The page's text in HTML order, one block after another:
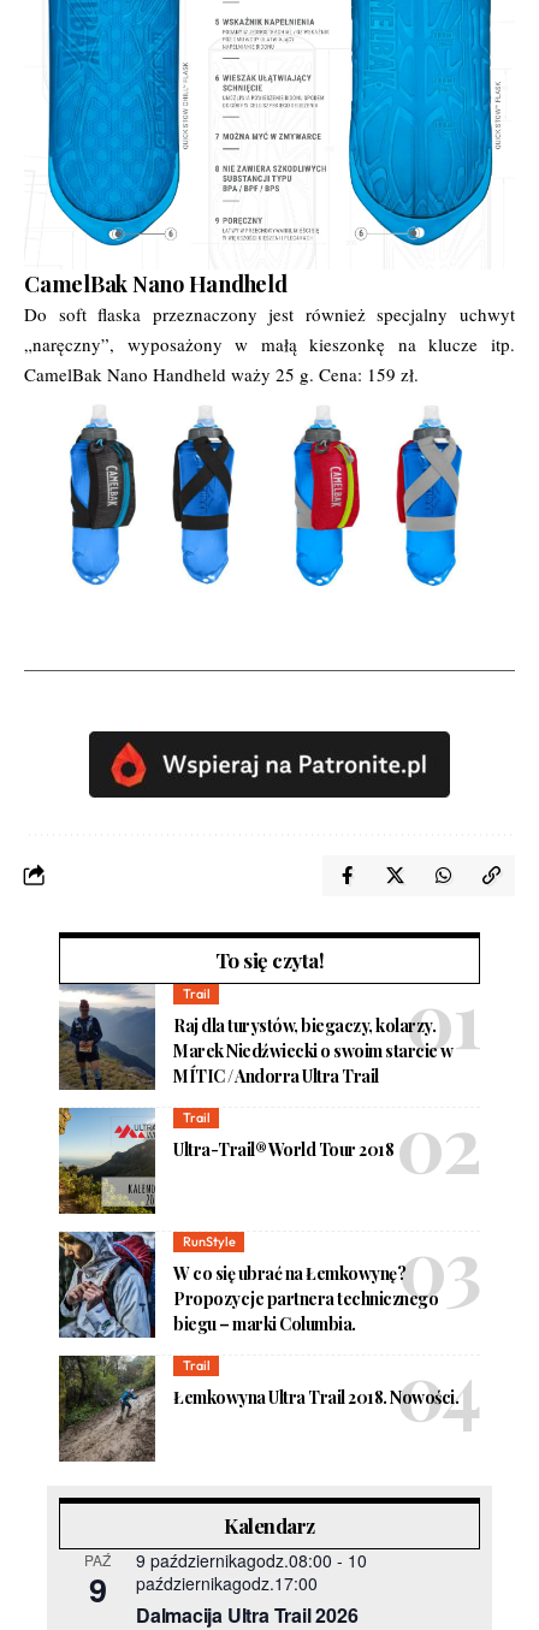
CamelBak Nano Handheld
Do soft flaska przeznaczony jest również specjalny uchwyt
„naręczny”, wyposażony w małą kieszonkę na klucze itp.
CamelBak Nano Handheld waży 25 g. Cena: 159 zł.
To się czyta!
Trail
Raj dla turystów, biegaczy, kolarzy.
Marek Niedźwiecki o swoim starcie w
MÍTIC / Andorra Ultra Trail
Trail
Ultra-Trail® World Tour 2018
RunStyle
W co się ubrać na Łemkowynę?
Propozycje partnera technicznego
biegu – marki Columbia.
Trail
Łemkowyna Ultra Trail 2018. Nowości.
Kalendarz
PAŹ
9
9 październikagodz.08:00 - 10
październikagodz.17:00
Dalmacija Ultra Trail 2026